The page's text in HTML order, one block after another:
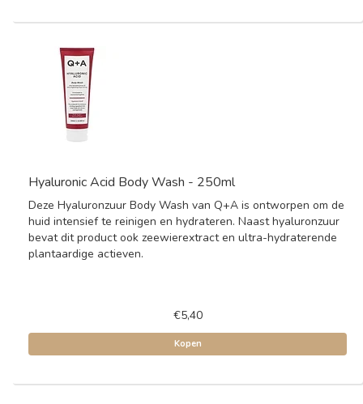
Hyaluronic Acid Body Wash - 250ml
Deze Hyaluronzuur Body Wash van Q+A is ontworpen om de
huid intensief te reinigen en hydrateren. Naast hyaluronzuur
bevat dit product ook zeewierextract en ultra-hydraterende
plantaardige actieven.
€5,40
Kopen